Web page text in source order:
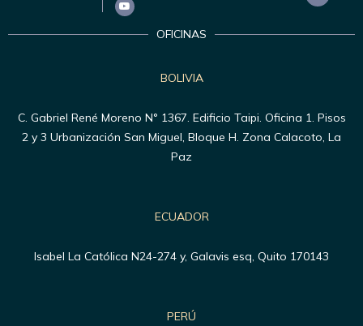
OFICINAS
BOLIVIA
C. Gabriel René Moreno N° 1367. Edificio Taipi. Oficina 1. Pisos
2 y 3 Urbanización San Miguel, Bloque H. Zona Calacoto, La
Paz
ECUADOR
Isabel La Católica N24-274 y, Galavis esq, Quito 170143
PERÚ